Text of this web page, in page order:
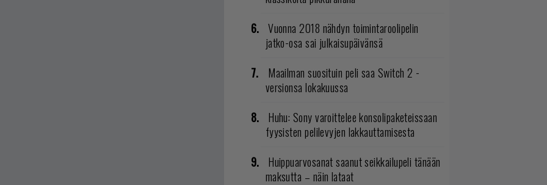
Vuonna 2018 nähdyn toimintaroolipelin
jatko-osa sai julkaisupäivänsä
Maailman suosituin peli saa Switch 2 -
versionsa lokakuussa
Huhu: Sony varoittelee konsolipaketeissaan
fyysisten pelilevyjen lakkauttamisesta
Huippuarvosanat saanut seikkailupeli tänään
maksutta – näin lataat